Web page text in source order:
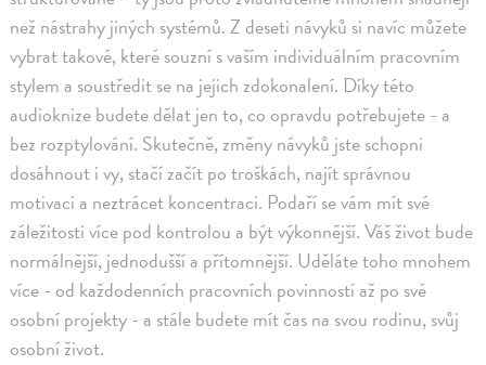
než nástrahy jiných systémů. Z deseti návyků si navíc můžete
vybrat takové, které souzní s vaším individuálním pracovním
stylem a soustředit se na jejich zdokonalení. Díky této
audioknize budete dělat jen to, co opravdu potřebujete - a
bez rozptylování. Skutečně, změny návyků jste schopni
dosáhnout i vy, stačí začít po troškách, najít správnou
motivaci a neztrácet koncentraci. Podaří se vám mít své
záležitosti více pod kontrolou a být výkonnější. Váš život bude
normálnější, jednodušší a přítomnější. Uděláte toho mnohem
více - od každodenních pracovních povinností až po své
osobní projekty - a stále budete mít čas na svou rodinu, svůj
osobní život.